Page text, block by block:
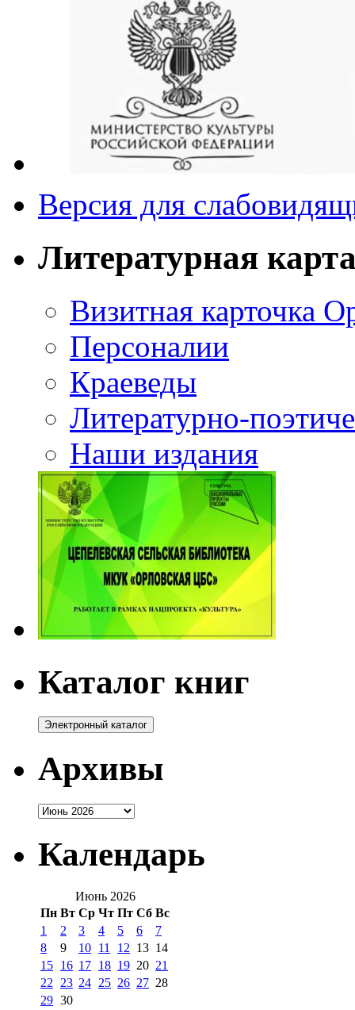
Версия для
Литературная
Визитная карточка
Персоналии
Краеведы
Литературно-
Наши издания
Каталог книг
Архивы
Архивы
Календарь
Июнь 2026
Пн Вт Ср Чт Пт Сб Вс
1
2 3 4 5 6
7
8
9 10 11 12 13 14
15 16 17 18 19 20 21
22
23 24 25 26 27 28
29 30